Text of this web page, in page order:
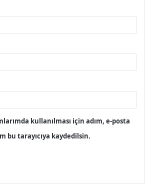
kullanılması için adım, e-posta
bu tarayıcıya kaydedilsin.